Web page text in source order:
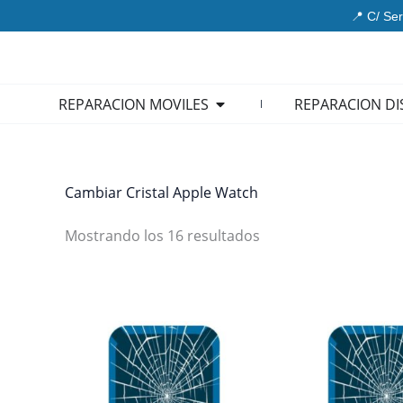
al
📍 C/
REPARACION MOVILES Open REPARACION
REPARACION
Cambiar Cristal Apple Watch
Mostrando los 16 resultados